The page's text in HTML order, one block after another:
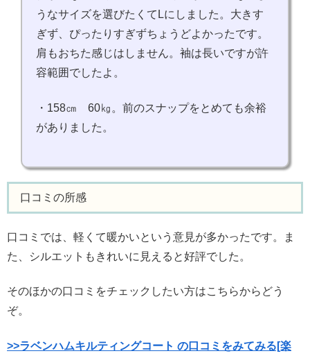
うなサイズを選びたくてLにしました。大きす
ぎず、ぴったりすぎずちょうどよかったです。
肩もおちた感じはしません。袖は長いですが許
容範囲でしたよ。
・158㎝ 60㎏。前のスナップをとめても余裕
がありました。
口コミの所感
口コミでは、軽くて暖かいという意見が多かったです。ま
た、シルエットもきれいに見えると好評でした。
そのほかの口コミをチェックしたい方はこちらからどう
ぞ。
>>ラベンハムキルティングコート の口コミをみてみる[楽